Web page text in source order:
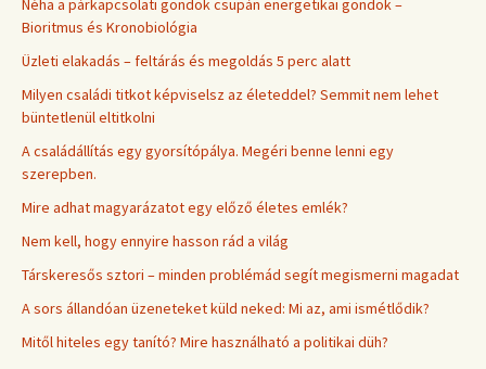
Néha a párkapcsolati gondok csupán energetikai gondok –
Bioritmus és Kronobiológia
Üzleti elakadás – feltárás és megoldás 5 perc alatt
Milyen családi titkot képviselsz az életeddel? Semmit nem lehet
büntetlenül eltitkolni
A családállítás egy gyorsítópálya. Megéri benne lenni egy
szerepben.
Mire adhat magyarázatot egy előző életes emlék?
Nem kell, hogy ennyire hasson rád a világ
Társkeresős sztori – minden problémád segít megismerni magadat
A sors állandóan üzeneteket küld neked: Mi az, ami ismétlődik?
Mitől hiteles egy tanító? Mire használható a politikai düh?